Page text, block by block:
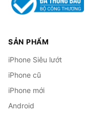
SẢN PHẨM
iPhone Siêu lướt
iPhone cũ
iPhone mới
Android